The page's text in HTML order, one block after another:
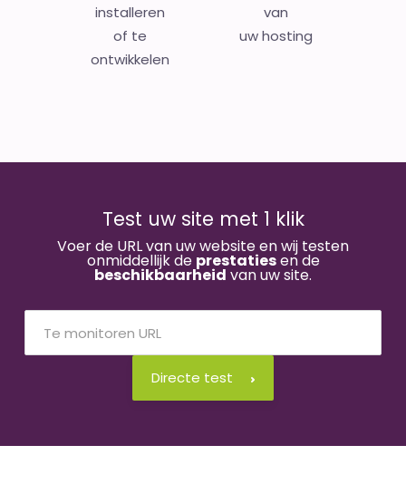
installeren
of te
ontwikkelen
van
uw hosting
Test uw site met 1 klik
Voer de URL van uw website en wij testen
onmiddellijk de prestatiesen de
beschikbaarheid van uw site.
Directe test